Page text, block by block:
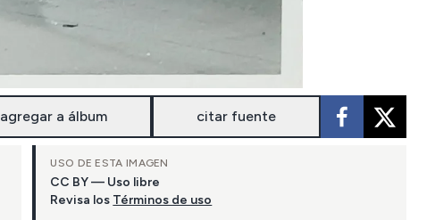
agregar a álbum citar fuente
USO DE ESTA IMAGEN
CC BY — Uso libre
Revisa los Términos de uso